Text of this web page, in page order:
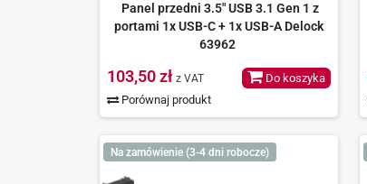
Panel przedni 3.5" USB 3.1 Gen 1 z
portami 1x USB-C + 1x USB-A Delock
63962
103,50 zł z VAT
Porównaj produkt
Do koszyka
Na zamówienie (3-4 dni robocze)